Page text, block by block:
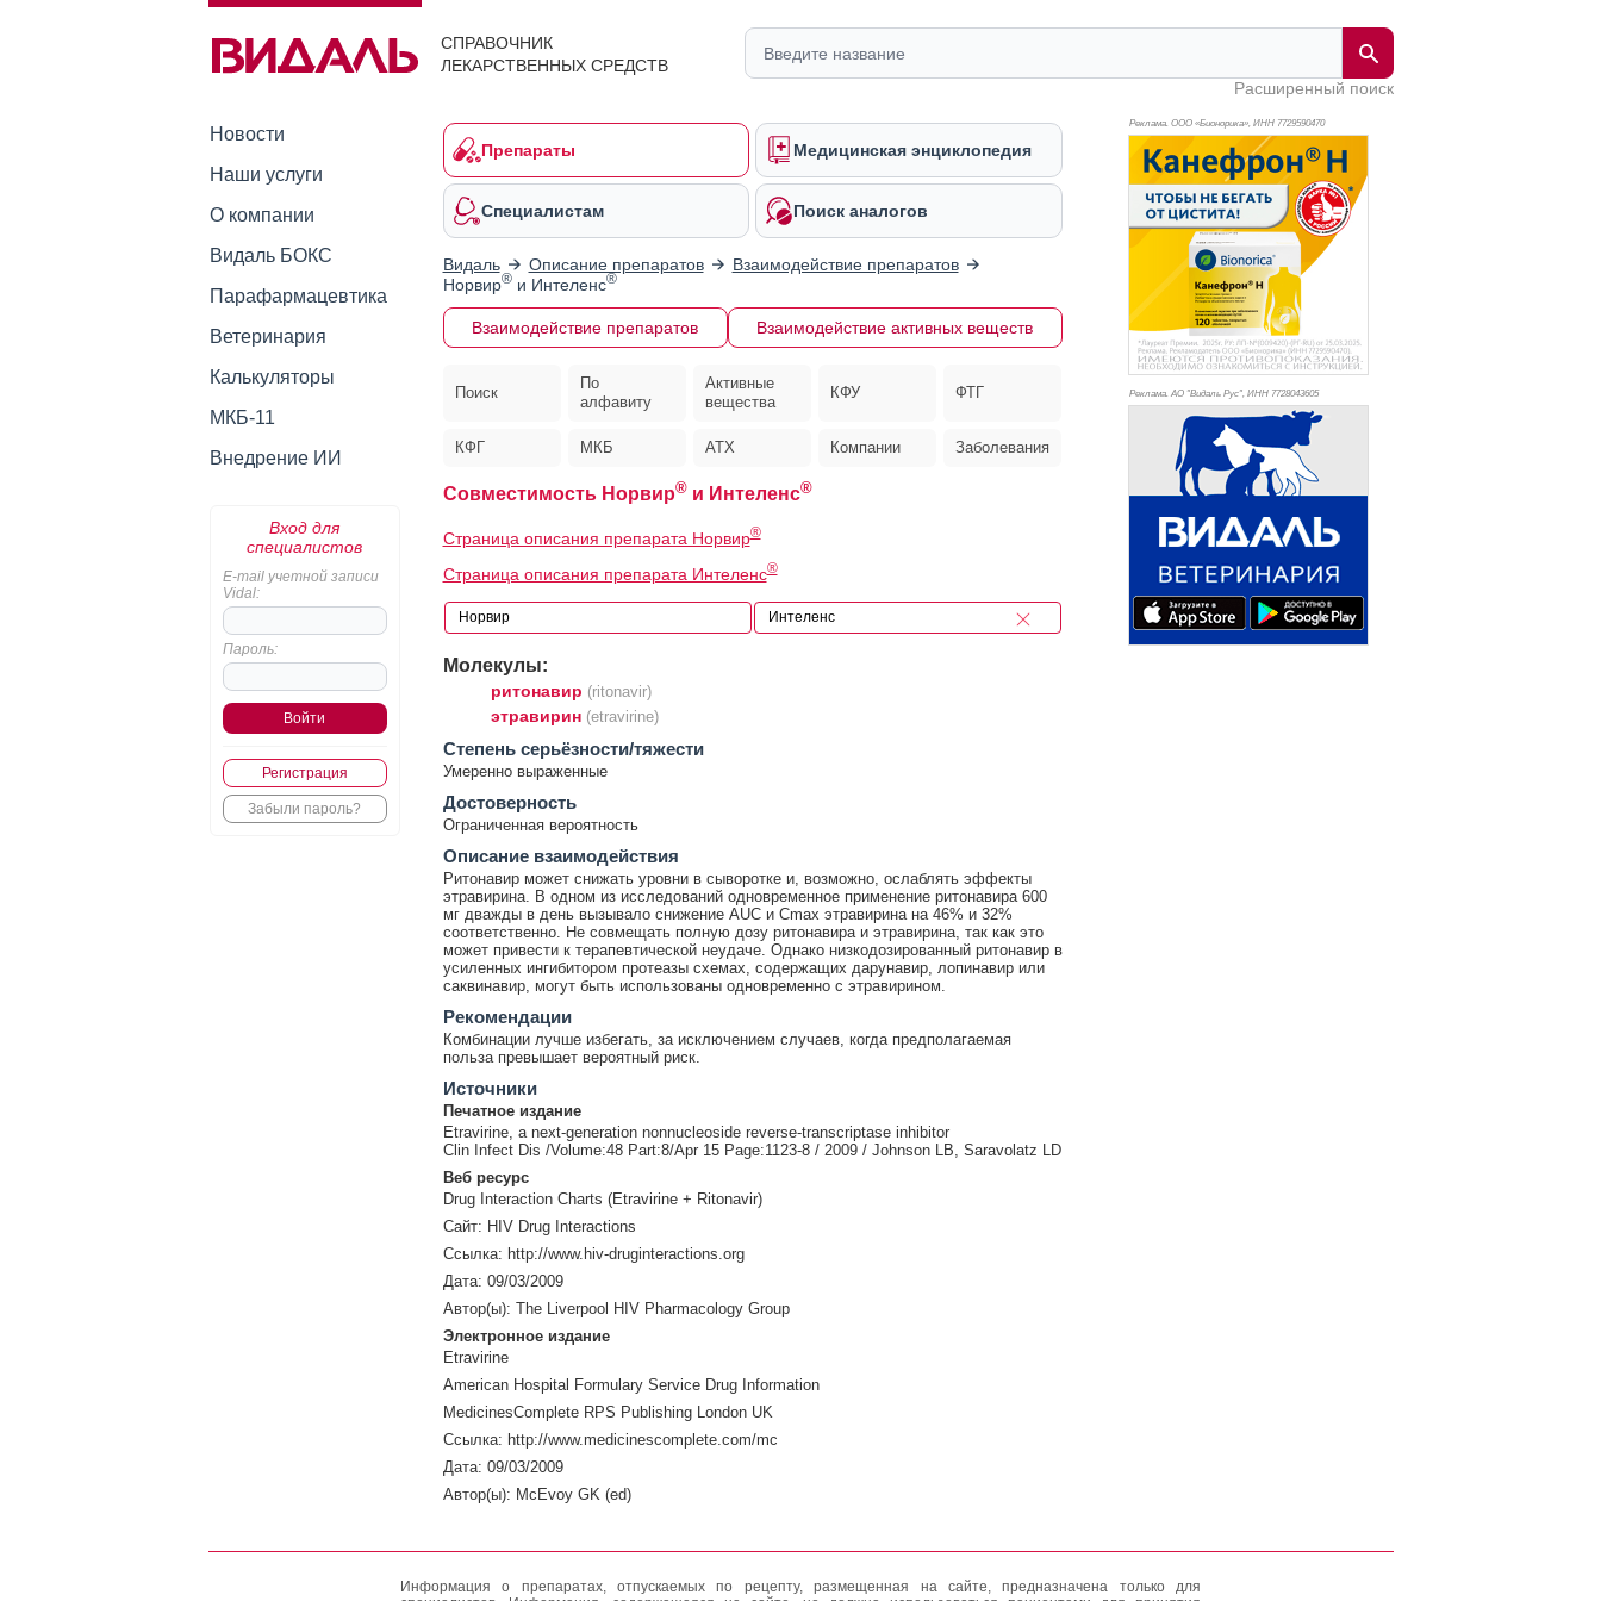
СПРАВОЧНИК
ЛЕКАРСТВЕННЫХ СРЕДСТВ
Расширенный поиск
Новости
Наши услуги
О компании
Видаль БОКС
Парафармацевтика
Ветеринария
Калькуляторы
МКБ-11
Внедрение ИИ
Вход для
специалистов
E-mail учетной записи
Vidal:
Пароль:
Регистрация
Забыли пароль?
Препараты Медицинская энциклопедия
Специалистам Поиск аналогов
Видаль Описание препаратов
Взаимодействие препаратов
Норвир®и Интеленс®
Взаимодействие препаратов Взаимодействие активных веществ
Поиск
По
алфавиту
Активные
вещества
КФУ ФТГ
КФГ МКБ АТХ Компании Заболевания
Совместимость Норвир®и Интеленс®
Страница описания препарата Норвир®
Страница описания препарата Интеленс®
Молекулы:
ритонавир (ritonavir)
этравирин (etravirine)
Cтепень серьёзности/тяжести
Умеренно выраженные
Достоверность
Ограниченная вероятность
Описание взаимодействия
Ритонавир может снижать уровни в сыворотке и, возможно, ослаблять эффекты
этравирина. В одном из исследований одновременное применение ритонавира 600
мг дважды в день вызывало снижение AUC и Cmax этравирина на 46% и 32%
соответственно. Не совмещать полную дозу ритонавира и этравирина, так как это
может привести к терапевтической неудаче. Однако низкодозированный ритонавир в
усиленных ингибитором протеазы схемах, содержащих дарунавир, лопинавир или
саквинавир, могут быть использованы одновременно с этравирином.
Рекомендации
Комбинации лучше избегать, за исключением случаев, когда предполагаемая
польза превышает вероятный риск.
Источники
Печатное издание
Etravirine, a next-generation nonnucleoside reverse-transcriptase inhibitor
Clin Infect Dis /Volume:48 Part:8/Apr 15 Page:1123-8 / 2009 / Johnson LB, Saravolatz LD
Веб ресурс
Drug Interaction Charts (Etravirine + Ritonavir)
Сайт: HIV Drug Interactions
Ссылка: http://www.hiv-druginteractions.org
Дата: 09/03/2009
Автор(ы): The Liverpool HIV Pharmacology Group
Электронное издание
Etravirine
American Hospital Formulary Service Drug Information
MedicinesComplete RPS Publishing London UK
Ссылка: http://www.medicinescomplete.com/mc
Дата: 09/03/2009
Автор(ы): McEvoy GK (ed)
Реклама. ООО «Бионорика», ИНН 7729590470
Реклама. АО "Видаль Рус", ИНН 7728043605
Информация о препаратах, отпускаемых по рецепту, размещенная на сайте, предназначена только для